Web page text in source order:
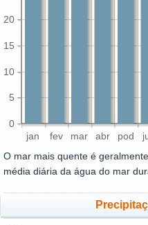
jan fev mar abr pod
0
5
10
15
20
O mar mais quente é
média diária da água do mar